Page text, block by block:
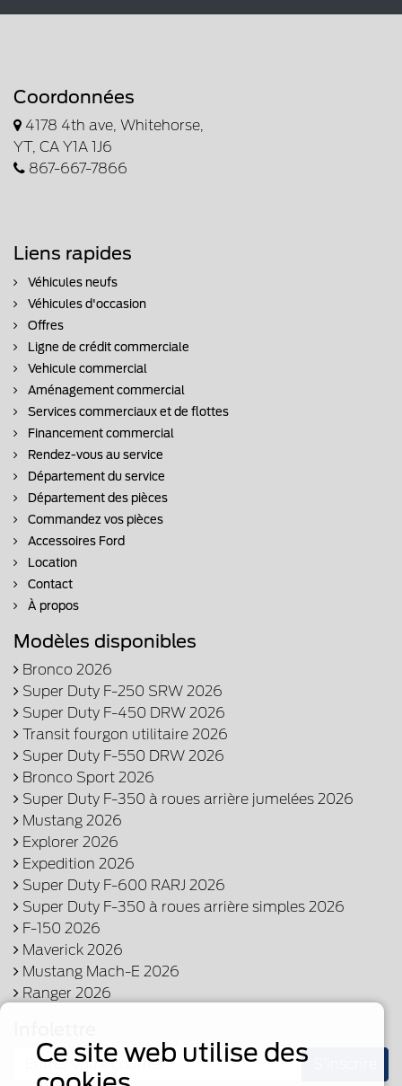
Coordonnées
4178 4th ave, Whitehorse,
YT, CA Y1A 1J6
867-667-7866
Liens rapides
Véhicules neufs
Véhicules d'occasion
Offres
Ligne de crédit commerciale
Vehicule commercial
Aménagement commercial
Services commerciaux et de flottes
Financement commercial
Rendez-vous au service
Département du service
Département des pièces
Commandez vos pièces
Accessoires Ford
Location
Contact
À propos
Modèles disponibles
Bronco 2026
Super Duty F-250 SRW 2026
Super Duty F-450 DRW 2026
Transit fourgon utilitaire 2026
Super Duty F-550 DRW 2026
Bronco Sport 2026
Super Duty F-350 à roues arrière jumelées 2026
Mustang 2026
Explorer 2026
Expedition 2026
Super Duty F-600 RARJ 2026
Super Duty F-350 à roues arrière simples 2026
F-150 2026
Maverick 2026
Mustang Mach-E 2026
Ranger 2026
Ce site web utilise des